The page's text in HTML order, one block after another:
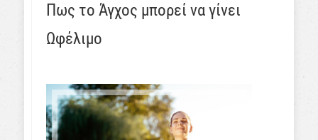
Πως το Άγχος μπορεί να γίνει
Ωφέλιμο